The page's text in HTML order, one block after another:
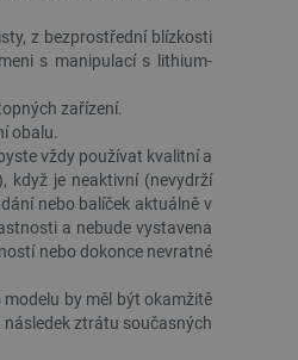
z bezprostřední blízkosti
s manipulací s lithium-
zařízení.
obalu.
vždy používat kvalitní a
když je neaktivní (nevydrží
nebo balíček aktuálně v
a nebude vystavena
nebo dokonce nevratné
modelu by měl být okamžitě
následek ztrátu současných